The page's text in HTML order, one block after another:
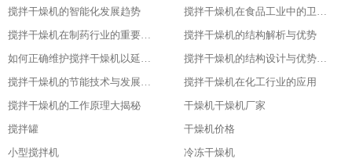
搅拌干燥机的智能化发展趋势
搅拌干燥机在食品工业中的卫生设计
搅拌干燥机在制药行业的重要应用
搅拌干燥机的结构解析与优势
如何正确维护搅拌干燥机以延长其使用寿命
搅拌干燥机的结构设计与优势分析
搅拌干燥机的节能技术与发展趋势
搅拌干燥机在化工行业的应用
搅拌干燥机的工作原理大揭秘
干燥机干燥机厂家
搅拌罐
干燥机价格
小型搅拌机
冷冻干燥机